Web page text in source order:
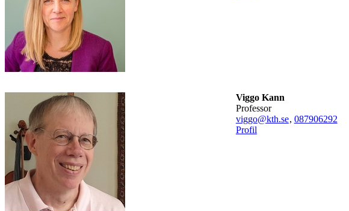
Viggo Kann
professor
viggo@kth.se, 087906292
Profil